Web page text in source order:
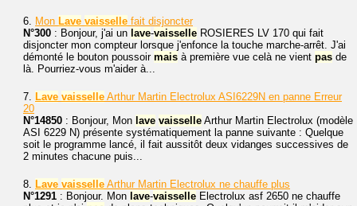
6. Mon Lave vaisselle fait disjoncter
N°300 : Bonjour, j'ai un lave-vaisselle ROSIERES LV 170 qui fait
disjoncter mon compteur lorsque j'enfonce la touche marche-arrêt. J'ai
démonté le bouton poussoir mais à première vue celà ne vient pas de
là. Pourriez-vous m'aider à...
7. Lave vaisselle Arthur Martin Electrolux ASI6229N en panne Erreur
20
N°14850 : Bonjour, Mon lave vaisselle Arthur Martin Electrolux (modèle
ASI 6229 N) présente systématiquement la panne suivante : Quelque
soit le programme lancé, il fait aussitôt deux vidanges successives de
2 minutes chacune puis...
8. Lave vaisselle Arthur Martin Electrolux ne chauffe plus
N°1291 : Bonjour. Mon lave-vaisselle Electrolux asf 2650 ne chauffe